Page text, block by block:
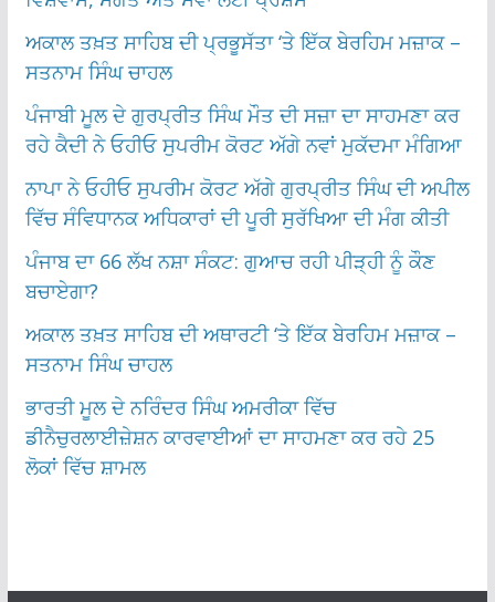
ਅਕਾਲ ਤਖ਼ਤ ਸਾਹਿਬ ਦੀ ਪ੍ਰਭੂਸੱਤਾ ‘ਤੇ ਇੱਕ ਬੇਰਹਿਮ ਮਜ਼ਾਕ –
ਸਤਨਾਮ ਸਿੰਘ ਚਾਹਲ
ਪੰਜਾਬੀ ਮੂਲ ਦੇ ਗੁਰਪ੍ਰੀਤ ਸਿੰਘ ਮੌਤ ਦੀ ਸਜ਼ਾ ਦਾ ਸਾਹਮਣਾ ਕਰ
ਰਹੇ ਕੈਦੀ ਨੇ ਓਹੀਓ ਸੁਪਰੀਮ ਕੋਰਟ ਅੱਗੇ ਨਵਾਂ ਮੁਕੱਦਮਾ ਮੰਗਿਆ
ਨਾਪਾ ਨੇ ਓਹੀਓ ਸੁਪਰੀਮ ਕੋਰਟ ਅੱਗੇ ਗੁਰਪ੍ਰੀਤ ਸਿੰਘ ਦੀ ਅਪੀਲ
ਵਿੱਚ ਸੰਵਿਧਾਨਕ ਅਧਿਕਾਰਾਂ ਦੀ ਪੂਰੀ ਸੁਰੱਖਿਆ ਦੀ ਮੰਗ ਕੀਤੀ
ਪੰਜਾਬ ਦਾ 66 ਲੱਖ ਨਸ਼ਾ ਸੰਕਟ: ਗੁਆਚ ਰਹੀ ਪੀੜ੍ਹੀ ਨੂੰ ਕੌਣ
ਬਚਾਏਗਾ?
ਅਕਾਲ ਤਖ਼ਤ ਸਾਹਿਬ ਦੀ ਅਥਾਰਟੀ ‘ਤੇ ਇੱਕ ਬੇਰਹਿਮ ਮਜ਼ਾਕ –
ਸਤਨਾਮ ਸਿੰਘ ਚਾਹਲ
ਭਾਰਤੀ ਮੂਲ ਦੇ ਨਰਿੰਦਰ ਸਿੰਘ ਅਮਰੀਕਾ ਵਿੱਚ
ਡੀਨੈਚੁਰਲਾਈਜ਼ੇਸ਼ਨ ਕਾਰਵਾਈਆਂ ਦਾ ਸਾਹਮਣਾ ਕਰ ਰਹੇ 25
ਲੋਕਾਂ ਵਿੱਚ ਸ਼ਾਮਲ